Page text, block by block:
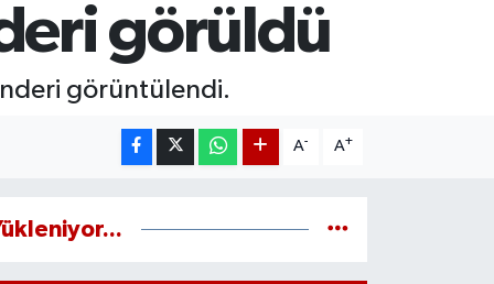
görüldü
görüntülendi.
A- A+